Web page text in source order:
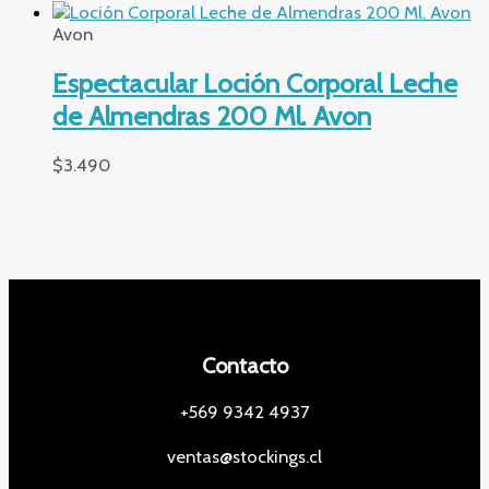
Avon
Espectacular Loción Corporal Leche
de Almendras 200 Ml. Avon
$3.490
Contacto
+569 9342 4937
ventas@stockings.cl